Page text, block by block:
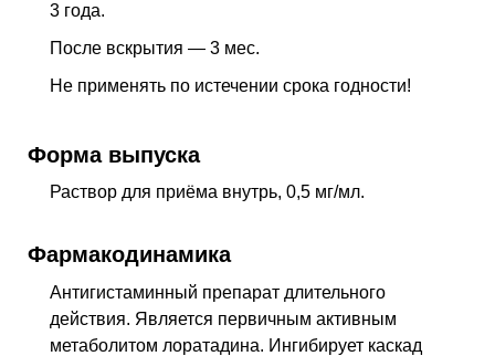
3 года.
После вскрытия — 3 мес.
Не применять по истечении срока годности!
Форма выпуска
Раствор для приёма внутрь, 0,5 мг/мл.
Фармакодинамика
Антигистаминный препарат длительного
действия. Является первичным активным
метаболитом лоратадина. Ингибирует каскад